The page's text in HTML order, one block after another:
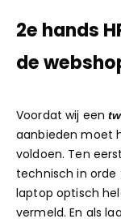
2e hands
de
Voordat wij een
aanbieden moet
voldoen. Ten
technisch in orde
laptop optisch
vermeld. En als